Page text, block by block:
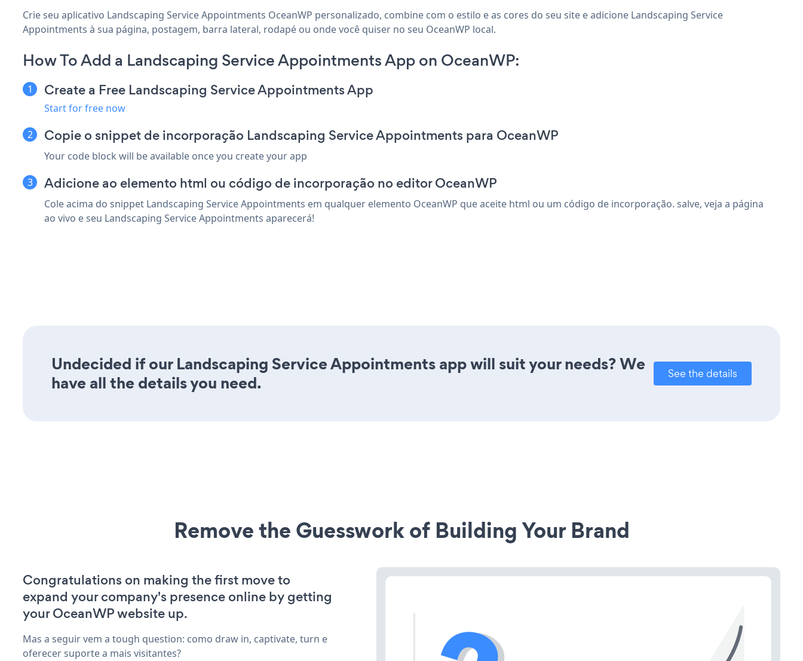
Crie seu aplicativo Landscaping Service Appointments OceanWP personalizado, combine com o estilo e as cores do seu site e adicione Landscaping Service
Appointments à sua página, postagem, barra lateral, rodapé ou onde você quiser no seu OceanWP local.
How To Add a Landscaping Service Appointments App on OceanWP:
Create a Free Landscaping Service Appointments App
Start for free now
Copie o snippet de incorporação Landscaping Service Appointments para OceanWP
Your code block will be available once you create your app
Adicione ao elemento html ou código de incorporação no editor OceanWP
Cole acima do snippet Landscaping Service Appointments em qualquer elemento OceanWP que aceite html ou um código de incorporação. salve, veja a página
ao vivo e seu Landscaping Service Appointments aparecerá!
Undecided if our Landscaping Service Appointments app will suit your needs? We
have all the details you need.
See the details
Remove the Guesswork of Building Your Brand
Congratulations on making the first move to
expand your company's presence online by getting
your OceanWP website up.
Mas a seguir vem a tough question: como draw in, captivate, turn e
oferecer suporte a mais visitantes?